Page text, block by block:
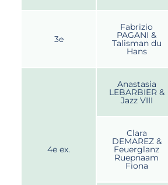
3e
Fabrizio
PAGANI &
Talisman du
Hans
4e ex.
Anastasia
LEBARBIER &
Jazz VIII
Clara
DEMAREZ &
Feuerglanz
Ruepnaam
Fiona